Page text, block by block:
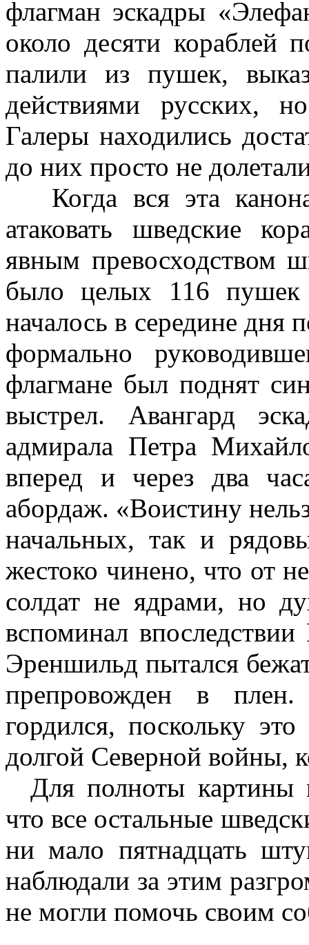
флагман эскадры
около десяти кораблей
палили из пушек,
действиями русских,
Галеры находились
до них просто не
Когда вся эта
атаковать шведские
явным превосходством
было целых 116
началось в середине дня
формально
флагмане был поднят
выстрел. Авангард
адмирала Петра
вперед и через два
абордаж. «Воистину
начальных, так и
жестоко чинено, что от
солдат не ядрами, но
вспоминал
Эреншильд пытался
препровожден в
гордился, поскольку
долгой Северной войны,
Для полноты картины
что все остальные
ни мало пятнадцать
наблюдали за этим
не могли помочь своим